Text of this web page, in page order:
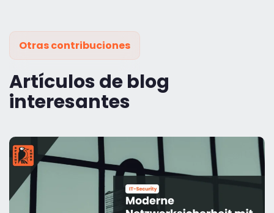
Otras contribuciones
Artículos de blog
interesantes